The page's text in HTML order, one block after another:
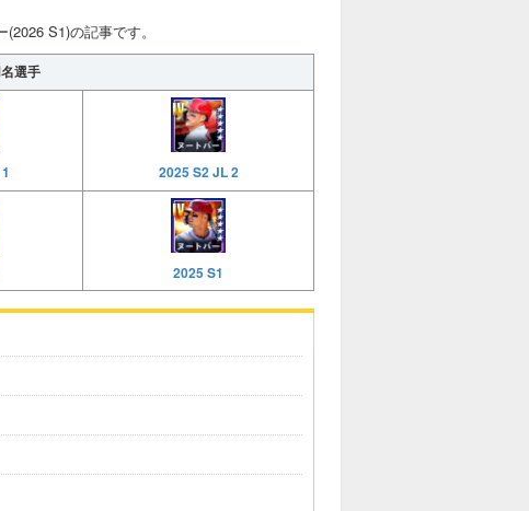
S1)の記事です。
選手
2025 S2 JL 2
2025 S1